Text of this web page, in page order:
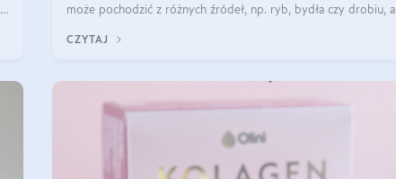
może pochodzić z różnych źródeł, np. ryb, bydła czy drobiu, a
sprawdza się kolagen rybi, a dla wspierania stawów — kolagen
CZYTAJ